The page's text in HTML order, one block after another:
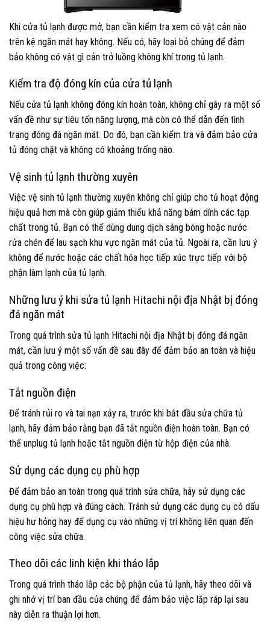
Khi cửa tủ lạnh được mở, bạn cần kiểm tra xem có vật cản nào
trên kệ ngăn mát hay không. Nếu có, hãy loại bỏ chúng để đảm
bảo không có vật gì cản trở luồng không khí trong tủ lạnh.
Kiểm tra độ đóng kín của cửa tủ lạnh
Nếu cửa tủ lạnh không đóng kín hoàn toàn, không chỉ gây ra một số
vấn đề như sự tiêu tốn năng lượng, mà còn có thể dẫn đến tình
trạng đóng đá ngăn mát. Do đó, bạn cần kiểm tra và đảm bảo cửa
tủ đóng chặt và không có khoảng trống nào.
Vệ sinh tủ lạnh thường xuyên
Việc vệ sinh tủ lạnh thường xuyên không chỉ giúp cho tủ hoạt động
hiệu quả hơn mà còn giúp giảm thiểu khả năng bám dính các tạp
chất trong tủ. Bạn có thể dùng dung dịch sáng bóng hoặc nước
rửa chén để lau sạch khu vực ngăn mát của tủ. Ngoài ra, cần lưu ý
không để nước hoặc các chất hóa học tiếp xúc trực tiếp với bộ
phận làm lạnh của tủ lạnh.
Những lưu ý khi sửa tủ lạnh Hitachi nội địa Nhật bị đóng
đá ngăn mát
Trong quá trình sửa tủ lạnh Hitachi nội địa Nhật bị đóng đá ngăn
mát, cần lưu ý một số vấn đề sau đây để đảm bảo an toàn và hiệu
quả trong công việc:
Tắt nguồn điện
Để tránh rủi ro và tai nạn xảy ra, trước khi bắt đầu sửa chữa tủ
lạnh, hãy đảm bảo rằng bạn đã tắt nguồn điện hoàn toàn. Bạn có
thể unplug tủ lạnh hoặc tắt nguồn điện từ hộp điện của nhà.
Sử dụng các dụng cụ phù hợp
Để đảm bảo an toàn trong quá trình sửa chữa, hãy sử dụng các
dụng cụ phù hợp và đúng cách. Tránh sử dụng các dụng cụ có dấu
hiệu hư hỏng hay để dụng cụ vào những vị trí không liên quan đến
công việc sửa chữa.
Theo dõi các linh kiện khi tháo lắp
Trong quá trình tháo lắp các bộ phận của tủ lạnh, hãy theo dõi và
ghi nhớ vị trí ban đầu của chúng để đảm bảo việc lắp ráp lại sau
này diễn ra thuận lợi hơn.